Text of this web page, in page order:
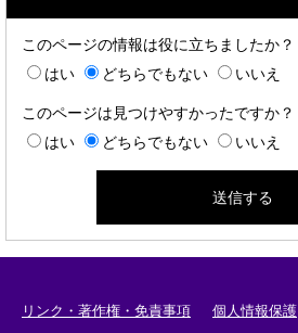
このページの情報は役に立ちましたか？
はい
どちらでもない いいえ
このページは見つけやすかったですか？
はい
どちらでもない いいえ
リンク・著作権・免責事項 個人情報保護